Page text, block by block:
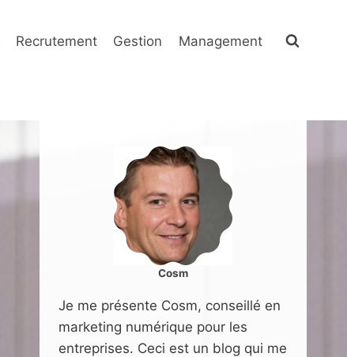
Recrutement Gestion Management
Cosm
Je me présente Cosm, conseillé en
marketing numérique pour les
entreprises. Ceci est un blog qui me